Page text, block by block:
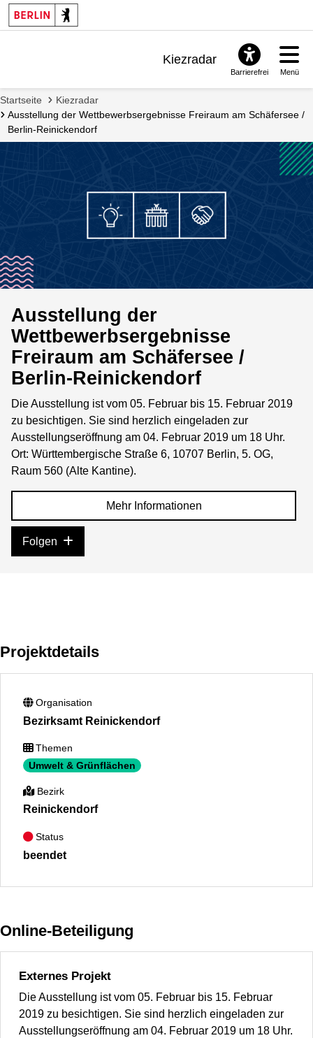
Kiezradar
Barrierefrei Menü
Startseite
Kiezradar
Ausstellung der Wettbewerbsergebnisse Freiraum am Schäfersee /
Berlin-Reinickendorf
Ausstellung der
Wettbewerbsergebnisse
Freiraum am Schäfersee /
Berlin-Reinickendorf
Die Ausstellung ist vom 05. Februar bis 15. Februar 2019
zu besichtigen. Sie sind herzlich eingeladen zur
Ausstellungseröffnung am 04. Februar 2019 um 18 Uhr.
Ort: Württembergische Straße 6, 10707 Berlin, 5. OG,
Raum 560 (Alte Kantine).
Mehr Informationen
Folgen
Projektdetails
Organisation
Bezirksamt Reinickendorf
Themen
Umwelt & Grünflächen
Bezirk
Reinickendorf
Status
beendet
Online-Beteiligung
Externes Projekt
Die Ausstellung ist vom 05. Februar bis 15. Februar
2019 zu besichtigen. Sie sind herzlich eingeladen zur
Ausstellungseröffnung am 04. Februar 2019 um 18 Uhr.